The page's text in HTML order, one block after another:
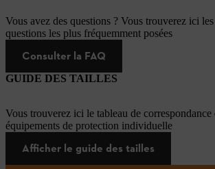
Vous avez des questions ? Vous trouverez ici
questions les plus fréquemment posées
Consulter la FAQ
GUIDE DES TAILLES
Vous trouverez ici le tableau de correspondance
équipements de protection individuelle
Afficher le guide des tailles